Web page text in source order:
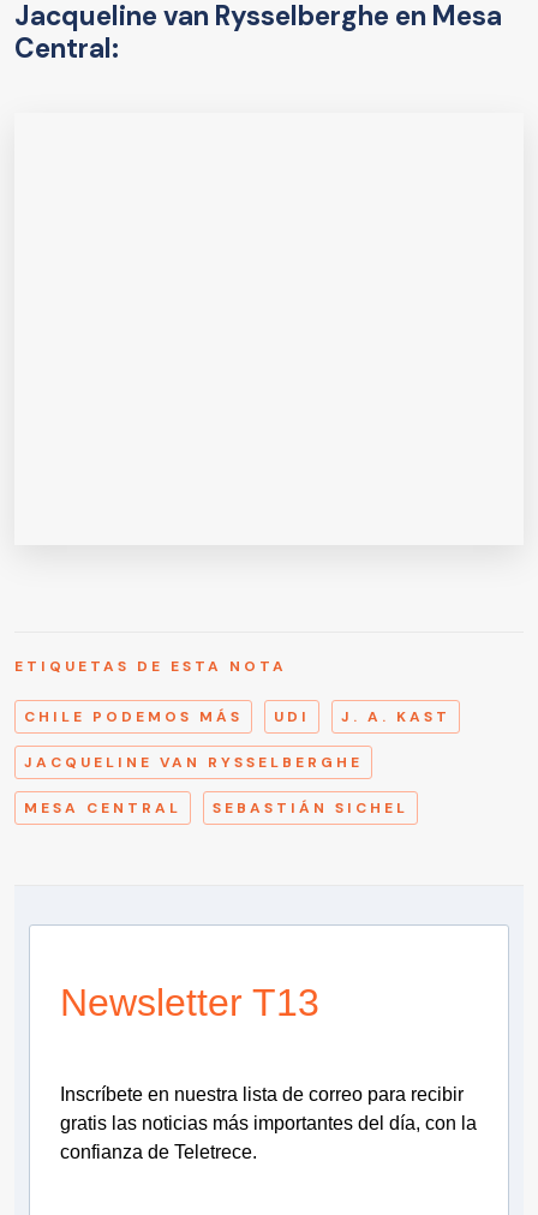
Jacqueline van Rysselberghe en Mesa
Central:
ETIQUETAS DE ESTA NOTA
CHILE PODEMOS MÁS UDI J. A. KAST
JACQUELINE VAN RYSSELBERGHE
MESA CENTRAL SEBASTIÁN SICHEL
Newsletter T13
Inscríbete en nuestra lista de correo para recibir
gratis las noticias más importantes del día, con la
confianza de Teletrece.